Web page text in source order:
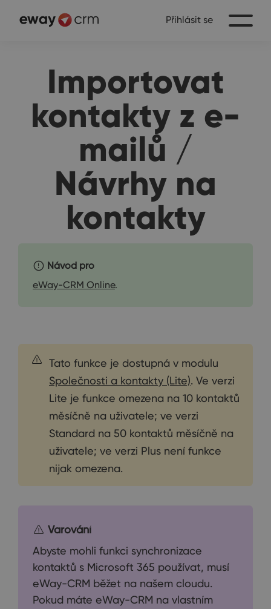
Přihlásit se
Importovat
kontakty z e-
mailů /
Návrhy na
kontakty
Návod pro
eWay-CRM Online.
Tato funkce je dostupná v modulu
Společnosti a kontakty (Lite). Ve verzi
Lite je funkce omezena na 10 kontaktů
měsíčně na uživatele; ve verzi
Standard na 50 kontaktů měsíčně na
uživatele; ve verzi Plus není funkce
nijak omezena.
Varování
Abyste mohli funkci synchronizace
kontaktů s Microsoft 365 používat, musí
eWay-CRM běžet na našem cloudu.
Pokud máte eWay-CRM na vlastním